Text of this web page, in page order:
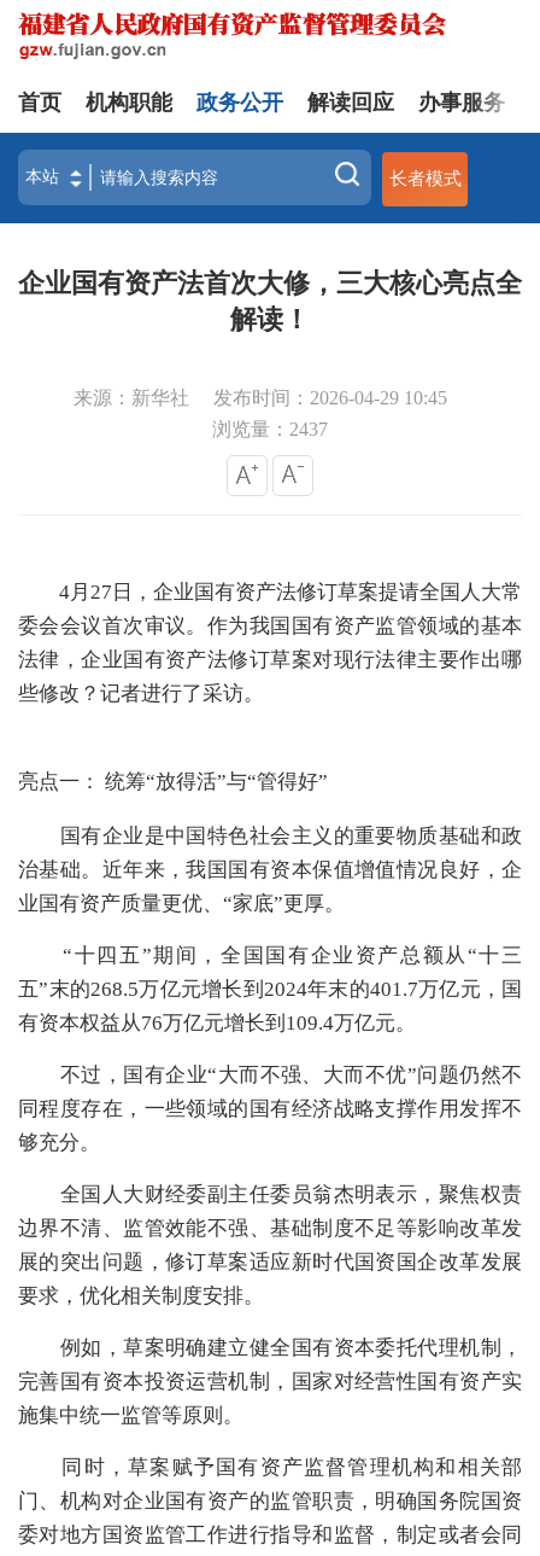
首页 机构职能 政务公开 解读回应 办事服务
长者模式
企业国有资产法首次大修，三大核心亮点全
解读！
来源：新华社
发布时间：2026-04-29 10:45
浏览量： 2437
4月27日，企业国有资产法修订草案提请全国人大常
委会会议首次审议。 作为我国国有资产监管领域的基本
法律，企业国有资产法修订草案对现行法律主要作出哪
些修改？ 记者进行了采访。
亮点一： 统筹“放得活”与“管得好”
国有企业是中国特色社会主义的重要物质基础和政
治基础。近年来，我国国有资本保值增值情况良好，企
业国有资产质量更优、“家底”更厚。
“十四五”期间，全国国有企业资产总额从“十三
五”末的268.5万亿元增长到2024年末的401.7万亿元，国
有资本权益从76万亿元增长到109.4万亿元。
不过，国有企业“大而不强、大而不优”问题仍然不
同程度存在，一些领域的国有经济战略支撑作用发挥不
够充分。
全国人大财经委副主任委员翁杰明表示，聚焦权责
边界不清、监管效能不强、基础制度不足等影响改革发
展的突出问题，修订草案适应新时代国资国企改革发展
要求，优化相关制度安排。
例如，草案明确建立健全国有资本委托代理机制，
完善国有资本投资运营机制 ，国家对经营性国有资产实
施集中统一监管等原则。
同时，草案赋予国有资产监督管理机构和相关部
门、机构对企业国有资产的监管职责， 明确国务院国资
委对地方国资监管工作进行指导和监督，制定或者会同